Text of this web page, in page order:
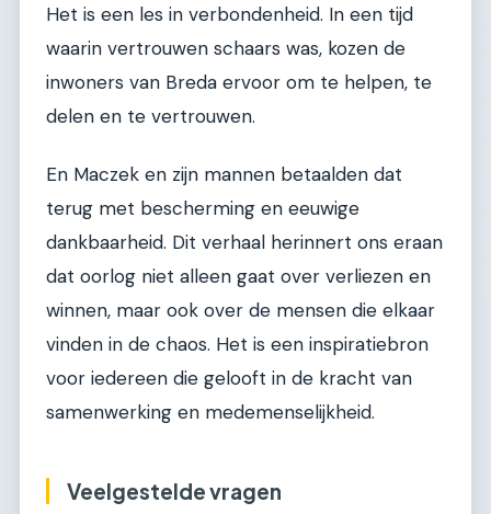
Het is een les in verbondenheid. In een tijd
waarin vertrouwen schaars was, kozen de
inwoners van Breda ervoor om te helpen, te
delen en te vertrouwen.
En Maczek en zijn mannen betaalden dat
terug met bescherming en eeuwige
dankbaarheid. Dit verhaal herinnert ons eraan
dat oorlog niet alleen gaat over verliezen en
winnen, maar ook over de mensen die elkaar
vinden in de chaos. Het is een inspiratiebron
voor iedereen die gelooft in de kracht van
samenwerking en medemenselijkheid.
Veelgestelde vragen